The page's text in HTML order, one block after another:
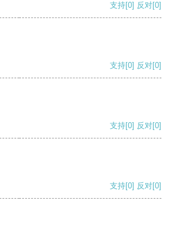
支持[0] 反对[0]
支持[0] 反对[0]
支持[0] 反对[0]
支持[0] 反对[0]